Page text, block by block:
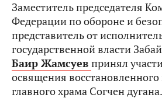
Заместитель председателя
Федерации по обороне и
представитель от
государственной власти
Баир Жамсуев принял
освящения
главного храма Согчен дугана.